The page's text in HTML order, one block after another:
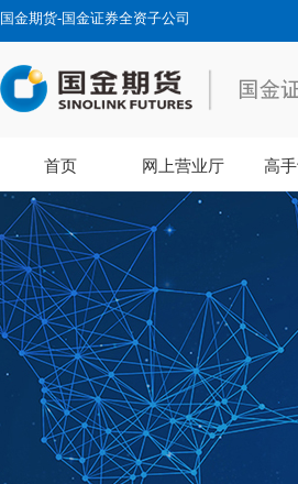
国金期货-国金证券全资子公司
首页 网上营业厅 高